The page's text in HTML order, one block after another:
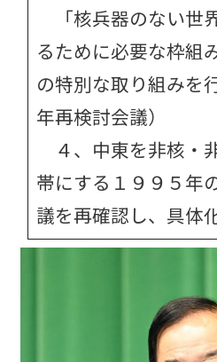
「核兵器のない世
るために必要な枠組
の特別な取り組みを
年再検討会議）
４、中東を非核・
帯にする１９９５年
議を再確認し、具体